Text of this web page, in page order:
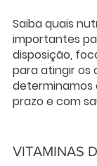
Saiba quais
importantes
disposição,
para atingir os
determinamos
prazo e com
VITAMINAS